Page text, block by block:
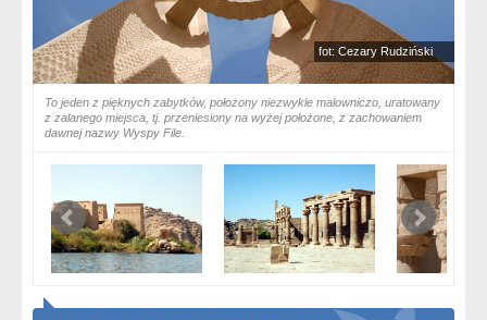
fot: Cezary Rudziński
To jeden z pięknych zabytków, położony niezwykle malowniczo, uratowany
z zalanego miejsca, tj. przeniesiony na wyżej położone, z zachowaniem
dawnej nazwy Wyspy File.